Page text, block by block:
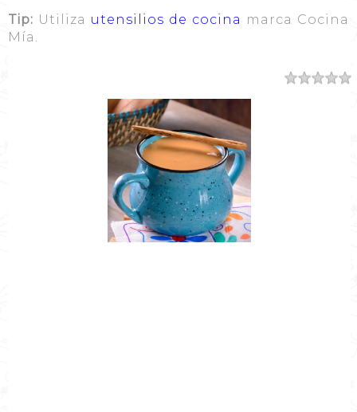
Tip: Utiliza utensilios de cocina marca Cocina
Mía.